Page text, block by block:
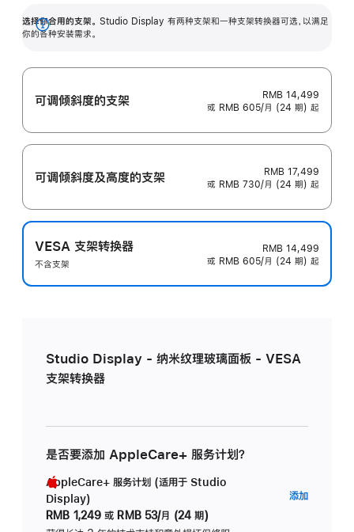
选择你合用的支架。 Studio Display 有两种支架和一种支架转换器可选，以满足
你的各种安装需求。
展
可调倾斜度的支架
RMB 14,499
或 RMB 605/月 (24 期) 起
可调倾斜度及高‍度的支‍架
RMB 17,499
或 RMB 730/月 (24 期) 起
VESA 支架转换器
不含支架
RMB 14,499
或 RMB 605/月 (24 期) 起
Studio Display - 纳米纹理玻璃面板 - VESA
支架转换器
是否要添加 AppleCare+ 服务计划？
AppleCare+ 服务计划 (适用于 Studio
Display)
RMB 1,249 或 RMB 53/月 (24 期)
添加